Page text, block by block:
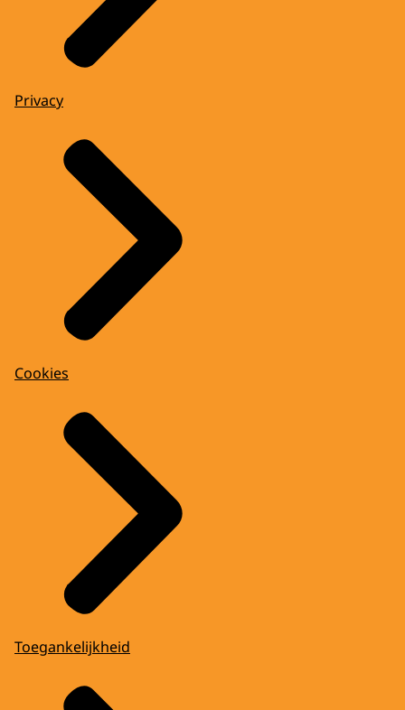
Privacy
Cookies
Toegankelijkheid